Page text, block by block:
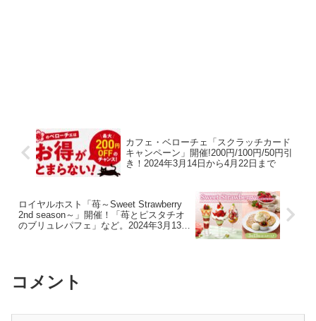
カフェ・ベローチェ「スクラッチカード
キャンペーン」開催!200円/100円/50円引
き！2024年3月14日から4月22日まで
ロイヤルホスト「苺～Sweet Strawberry
2nd season～」開催！「苺とピスタチオ
のブリュレパフェ」など。2024年3月13日
コメント